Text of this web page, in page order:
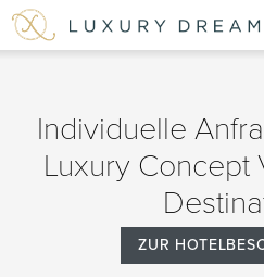
Individuelle
Luxury Concept
ZUR